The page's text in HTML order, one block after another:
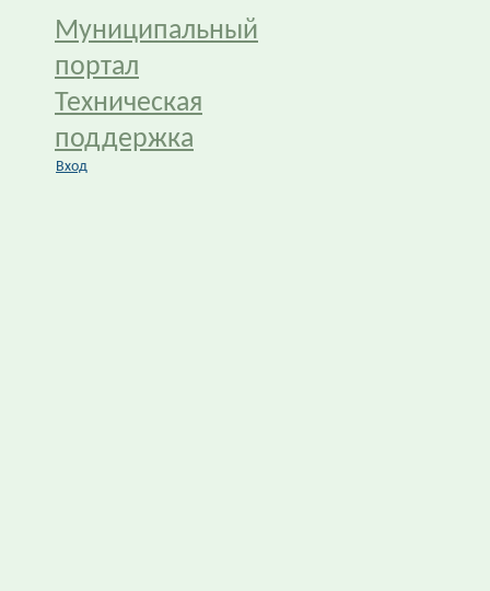
Муниципальный
портал
Техническая
поддержка
Вход